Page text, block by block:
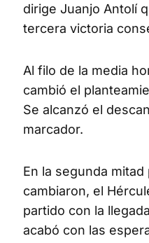
dirige Juanjo Antolí
tercera victoria
Al filo de la media
cambió el
Se alcanzó el
marcador.
En la segunda
cambiaron, el
partido con la
acabó con las